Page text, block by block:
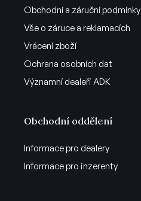
Obchodní a záruční podmínky
Vše o záruce a reklamacích
Vrácení zboží
Ochrana osobních dat
Významní dealeři ADK
Obchodní oddělení
Informace pro dealery
Informace pro inzerenty